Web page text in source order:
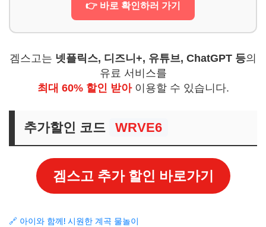
👉 바로 확인하러 가기
겜스고는 넷플릭스, 디즈니+, 유튜브, ChatGPT 등의
유료 서비스를
최대 60% 할인 받아이용할 수 있습니다.
추가할인 코드 WRVE6
겜스고 추가 할인 바로가기
🔗 아이와 함께! 시원한 계곡 물놀이